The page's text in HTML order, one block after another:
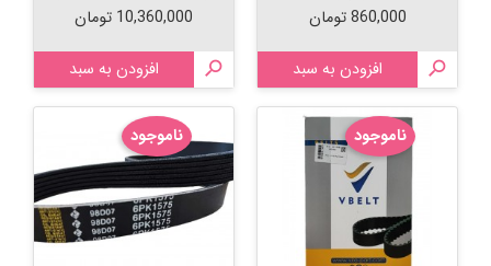
قیمت
860,000 تومان
 افزودن به سبد
قیمت
10,360,000 تومان
 افزودن به سبد
ناموجود ناموجود